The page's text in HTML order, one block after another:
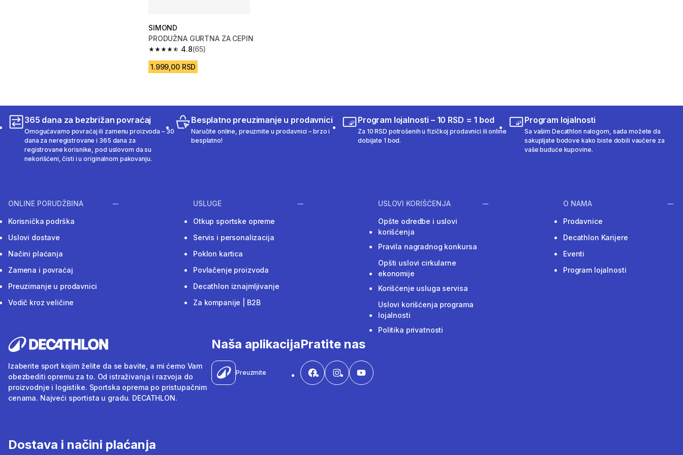
SIMOND
PRODUŽNA GURTNA ZA CEPIN
4.8
4.8 od 5 zvezdica from 65 Recenzije
(65)
1.999,00 RSD
365 dana za bezbrižan povraćaj
Omogućavamo povraćaj ili zamenu proizvoda – 30
dana za neregistrovane i 365 dana za
registrovane korisnike, pod uslovom da su
nekorišćeni, čisti i u originalnom pakovanju.
Besplatno preuzimanje u prodavnici
Naručite online, preuzmite u prodavnici – brzo i
besplatno!
Program lojalnosti – 10 RSD = 1 bod
Za 10 RSD potrošenih u fizičkoj prodavnici ili online
dobijate 1 bod.
Program lojalnosti
Sa vašim Decathlon nalogom, sada možete da
sakupljate bodove kako biste dobili vaučere za
vaše buduće kupovine.
ONLINE PORUDŽBINA
Korisnička podrška
Uslovi dostave
Načini plaćanja
Zamena i povraćaj
Preuzimanje u prodavnici
Vodič kroz veličine
USLUGE
Otkup sportske opreme
Servis i personalizacija
Poklon kartica
Povlačenje proizvoda
Decathlon iznajmljivanje
Za kompanije | B2B
USLOVI KORIŠĆENJA
Opšte odredbe i uslovi
korišćenja
Pravila nagradnog konkursa
Opšti uslovi cirkularne
ekonomije
Korišćenje usluga servisa
Uslovi korišćenja programa
lojalnosti
Politika privatnosti
O NAMA
Prodavnice
Decathlon Karijere
Eventi
Program lojalnosti
Izaberite sport kojim želite da se bavite, a mi ćemo Vam
obezbediti opremu za to. Od istraživanja i razvoja do
proizvodnje i logistike. Sportska oprema po pristupačnim
cenama. Najveći sportista u gradu. DECATHLON.
Naša aplikacija
Preuzmite
Pratite nas
Dostava i načini plaćanja